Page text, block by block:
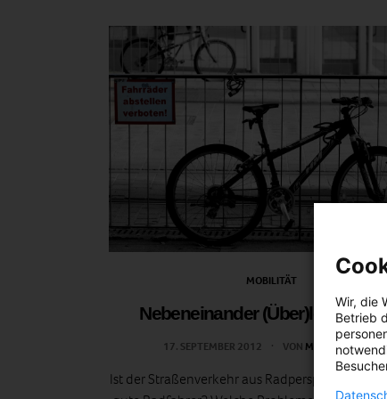
MOBILITÄT
Nebeneinander (Über)leben
17. SEPTEMBER 2012 VON MARTIN SKOPAL
Ist der Straßenverkehr aus Radperspektive nur
Wir, die
Betrieb